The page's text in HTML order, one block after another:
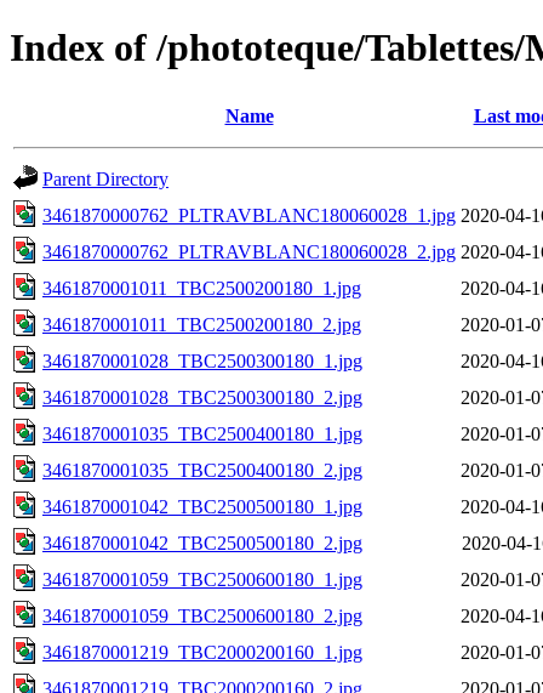
Index of /phototeque/
Name Last
Parent Directory
3461870000762_PLTRAVBLANC180060028_1.jpg 2020-04-
3461870000762_PLTRAVBLANC180060028_2.jpg 2020-04-
3461870001011_TBC2500200180_1.jpg
2020-04-
3461870001011_TBC2500200180_2.jpg
2020-01-
3461870001028_TBC2500300180_1.jpg
2020-04-
3461870001028_TBC2500300180_2.jpg
2020-01-
3461870001035_TBC2500400180_1.jpg
2020-01-
3461870001035_TBC2500400180_2.jpg
2020-01-
3461870001042_TBC2500500180_1.jpg
2020-04-
3461870001042_TBC2500500180_2.jpg
2020-04-
3461870001059_TBC2500600180_1.jpg
2020-01-
3461870001059_TBC2500600180_2.jpg
2020-04-
3461870001219_TBC2000200160_1.jpg
2020-01-
3461870001219_TBC2000200160_2.jpg
2020-01-